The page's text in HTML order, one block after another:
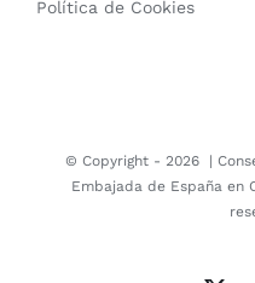
Política de Cookies
© Copyright - 2026 |
Embajada de España en